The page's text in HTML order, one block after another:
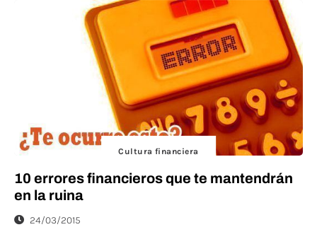
Cultura financiera
10 errores financieros que te mantendrán
en la ruina
24/03/2015